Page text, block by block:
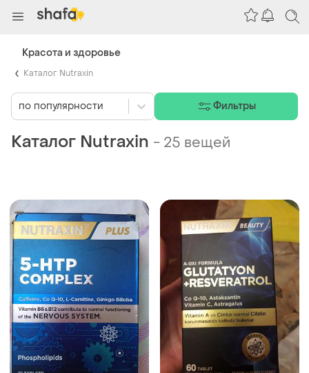
Каталог Nutraxin
Каталог Nutraxin - 25 вещей
по популярности Фильтры
Красота и здоровье